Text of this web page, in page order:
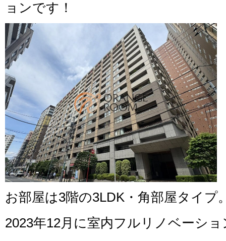
ョンです！
お部屋は3階の3LDK・角部屋タイプ
2023年12月に室内フルリノベーシ